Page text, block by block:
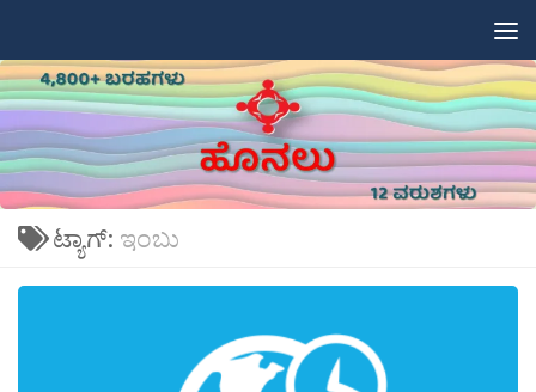
ಟ್ಯಾಗ್: ಇಂಬು